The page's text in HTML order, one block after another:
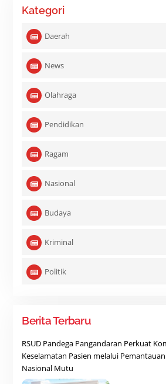
Kategori
Daerah
News
Olahraga
Pendidikan
Ragam
Nasional
Budaya
Kriminal
Politik
Berita Terbaru
RSUD Pandega Pangandaran Perkuat
Keselamatan Pasien melalui
Nasional Mutu